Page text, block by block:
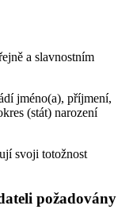
a slavnostním
jméno(a), příjmení,
(stát) narození
svoji totožnost
požadovány